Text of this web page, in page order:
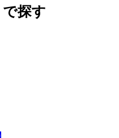
探す